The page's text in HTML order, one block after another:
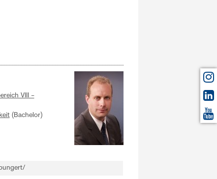
VIII –
(Bachelor)